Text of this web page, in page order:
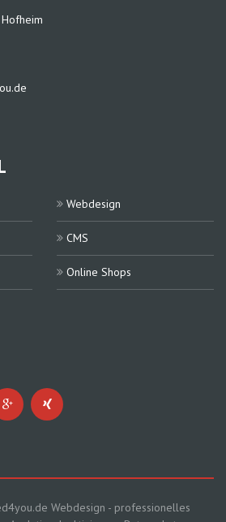
Webdesign
CMS
Online Shops
Webdesign - professionelles